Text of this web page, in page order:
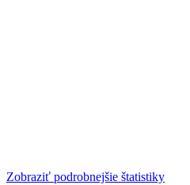
Zobraziť podrobnejšie štatistiky